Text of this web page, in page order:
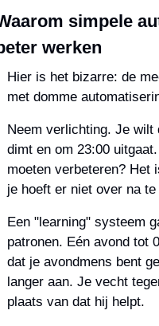
simpele
werken
Hier is het bizarre: de
met domme
Neem verlichting. Je wilt
dimt en om 23:00
moeten verbeteren? Het
je hoeft er niet over na
Een "learning" systeem
patronen. Eén avond tot
dat je avondmens bent
langer aan. Je vecht
plaats van dat hij helpt.